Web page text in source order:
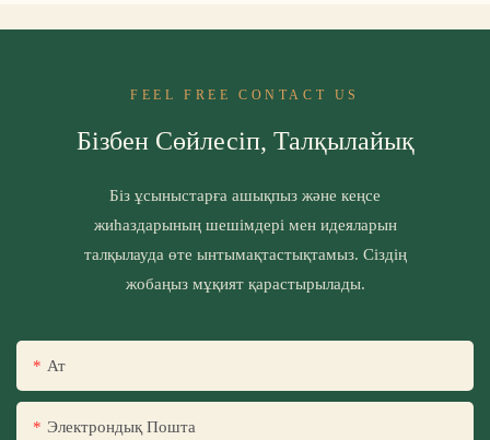
FEEL FREE CONTACT US
Бізбен Сөйлесіп, Талқылайық
Біз ұсыныстарға ашықпыз және кеңсе
жиһаздарының шешімдері мен идеяларын
талқылауда өте ынтымақтастықтамыз. Сіздің
жобаңыз мұқият қарастырылады.
Ат
Электрондық Пошта